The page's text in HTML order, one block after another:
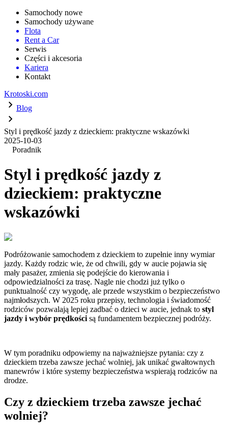
Samochody nowe
Samochody używane
Flota
Rent a Car
Serwis
Części i akcesoria
Kariera
Kontakt
Krotoski.com
Blog
Styl i prędkość jazdy z dzieckiem: praktyczne wskazówki
2025-10-03
Poradnik
Styl i prędkość jazdy z
dzieckiem: praktyczne
wskazówki
Podróżowanie samochodem z dzieckiem to zupełnie inny wymiar
jazdy. Każdy rodzic wie, że od chwili, gdy w aucie pojawia się
mały pasażer, zmienia się podejście do kierowania i
odpowiedzialności za trasę. Nagle nie chodzi już tylko o
punktualność czy wygodę, ale przede wszystkim o bezpieczeństwo
najmłodszych. W 2025 roku przepisy, technologia i świadomość
rodziców pozwalają lepiej zadbać o dzieci w aucie, jednak to styl
jazdy i wybór prędkości są fundamentem bezpiecznej podróży.
W tym poradniku odpowiemy na najważniejsze pytania: czy z
dzieckiem trzeba zawsze jechać wolniej, jak unikać gwałtownych
manewrów i które systemy bezpieczeństwa wspierają rodziców na
drodze.
Czy z dzieckiem trzeba zawsze jechać
wolniej?